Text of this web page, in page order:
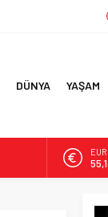
DÜNYA YAŞAM